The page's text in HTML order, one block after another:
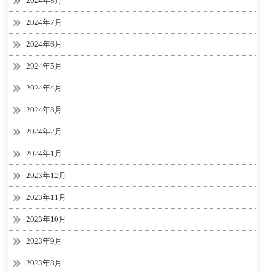
2024年7月
2024年6月
2024年5月
2024年4月
2024年3月
2024年2月
2024年1月
2023年12月
2023年11月
2023年10月
2023年9月
2023年8月